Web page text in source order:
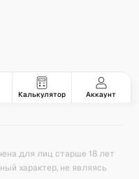
Калькулятор Аккаунт
5078 42
калорий
для лиц старше 18 лет
характер, не являясь